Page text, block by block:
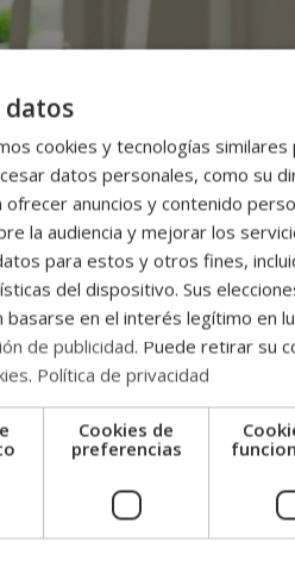
de Postgrado de
factores que entran en juego:
compaginar los estudios con la
datos
cookies y tecnologías similares
datos personales, como su
anuncios y contenido
la audiencia y mejorar los
para estos y otros fines,
del dispositivo. Sus
en el interés legítimo en
de publicidad. Puede retirar su
. Política de privacidad
Cookies de
preferencias